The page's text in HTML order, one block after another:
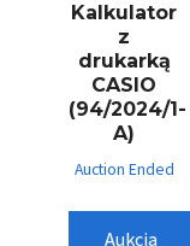
Kalkulator
z
drukarką
CASIO
(94/2024/1-
A)
Auction Ended
Aukcja